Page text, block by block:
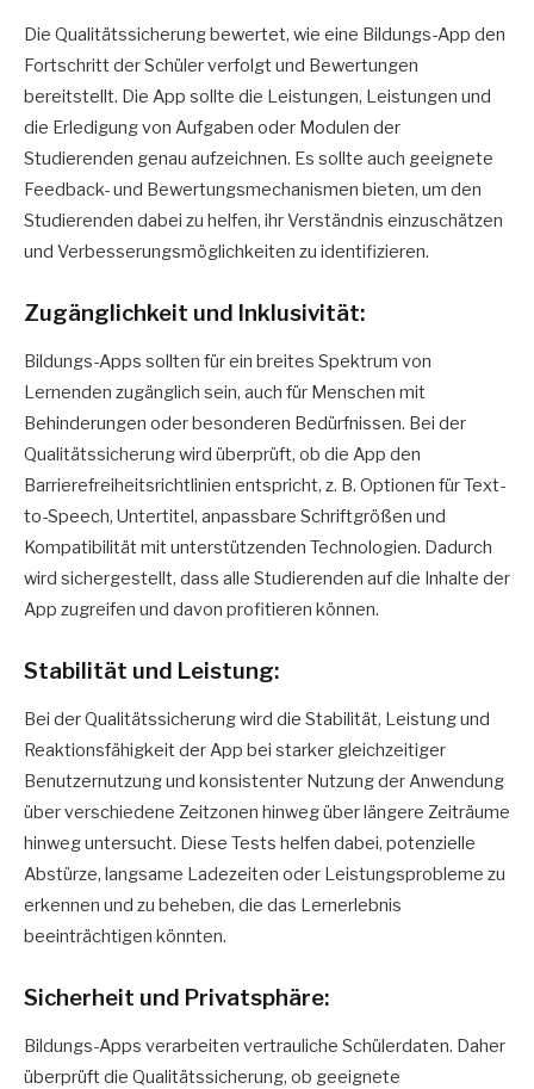
Die Qualitätssicherung bewertet, wie eine Bildungs-App den
Fortschritt der Schüler verfolgt und Bewertungen
bereitstellt. Die App sollte die Leistungen, Leistungen und
die Erledigung von Aufgaben oder Modulen der
Studierenden genau aufzeichnen. Es sollte auch geeignete
Feedback- und Bewertungsmechanismen bieten, um den
Studierenden dabei zu helfen, ihr Verständnis einzuschätzen
und Verbesserungsmöglichkeiten zu identifizieren.
Zugänglichkeit und Inklusivität:
Bildungs-Apps sollten für ein breites Spektrum von
Lernenden zugänglich sein, auch für Menschen mit
Behinderungen oder besonderen Bedürfnissen. Bei der
Qualitätssicherung wird überprüft, ob die App den
Barrierefreiheitsrichtlinien entspricht, z. B. Optionen für Text-
to-Speech, Untertitel, anpassbare Schriftgrößen und
Kompatibilität mit unterstützenden Technologien. Dadurch
wird sichergestellt, dass alle Studierenden auf die Inhalte der
App zugreifen und davon profitieren können.
Stabilität und Leistung:
Bei der Qualitätssicherung wird die Stabilität, Leistung und
Reaktionsfähigkeit der App bei starker gleichzeitiger
Benutzernutzung und konsistenter Nutzung der Anwendung
über verschiedene Zeitzonen hinweg über längere Zeiträume
hinweg untersucht. Diese Tests helfen dabei, potenzielle
Abstürze, langsame Ladezeiten oder Leistungsprobleme zu
erkennen und zu beheben, die das Lernerlebnis
beeinträchtigen könnten.
Sicherheit und Privatsphäre:
Bildungs-Apps verarbeiten vertrauliche Schülerdaten. Daher
überprüft die Qualitätssicherung, ob geeignete